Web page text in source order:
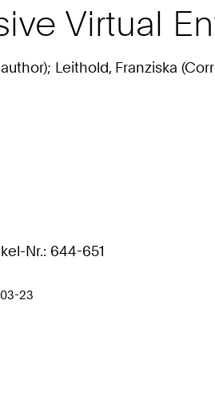
Virtual
Leithold, Franziska
Nr.: 644-651
23